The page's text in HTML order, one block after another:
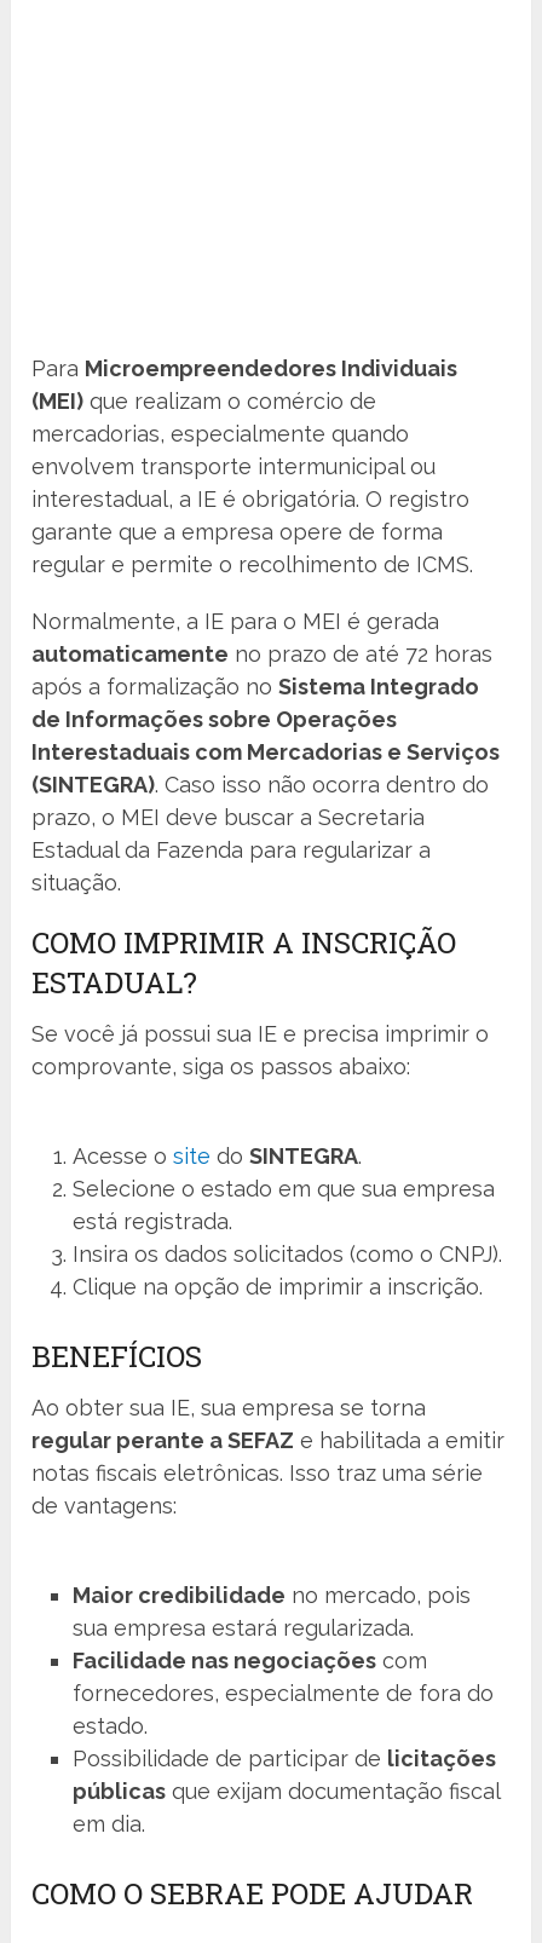
Para Microempreendedores Individuais
(MEI) que realizam o comércio de
mercadorias, especialmente quando
envolvem transporte intermunicipal ou
interestadual, a IE é obrigatória. O registro
garante que a empresa opere de forma
regular e permite o recolhimento de ICMS.
Normalmente, a IE para o MEI é gerada
automaticamente no prazo de até 72 horas
após a formalização noSistema Integrado
de Informações sobre Operações
Interestaduais com Mercadorias e Serviços
(SINTEGRA). Caso isso não ocorra dentro do
prazo, o MEI deve buscar a Secretaria
Estadual da Fazenda para regularizar a
situação.
COMO IMPRIMIR A INSCRIÇÃO
ESTADUAL?
Se você já possui sua IE e precisa imprimir o
comprovante, siga os passos abaixo:
Acesse osite doSINTEGRA.
Selecione o estado em que sua empresa
está registrada.
Insira os dados solicitados (como o CNPJ).
Clique na opção de imprimir a inscrição.
BENEFÍCIOS
Ao obter sua IE, sua empresa se torna
regular perante a SEFAZ e habilitada a emitir
notas fiscais eletrônicas. Isso traz uma série
de vantagens:
Maior credibilidade no mercado, pois
sua empresa estará regularizada.
Facilidade nas negociações com
fornecedores, especialmente de fora do
estado.
Possibilidade de participar de licitações
públicas que exijam documentação fiscal
em dia.
COMO O SEBRAE PODE AJUDAR